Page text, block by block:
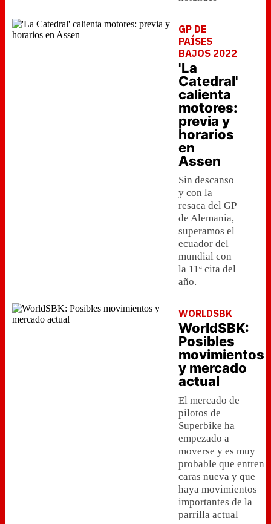
GP DE
PAÍSES
BAJOS 2022
'La
Catedral'
calienta
motores:
previa y
horarios
en
Assen
Sin descanso
y con la
resaca del GP
de Alemania,
superamos el
ecuador del
mundial con
la 11ª cita del
año.
WORLDSBK
WorldSBK:
Posibles
movimientos
y mercado
actual
El mercado de
pilotos de
Superbike ha
empezado a
moverse y es muy
probable que entren
caras nueva y que
haya movimientos
importantes de la
parrilla actual